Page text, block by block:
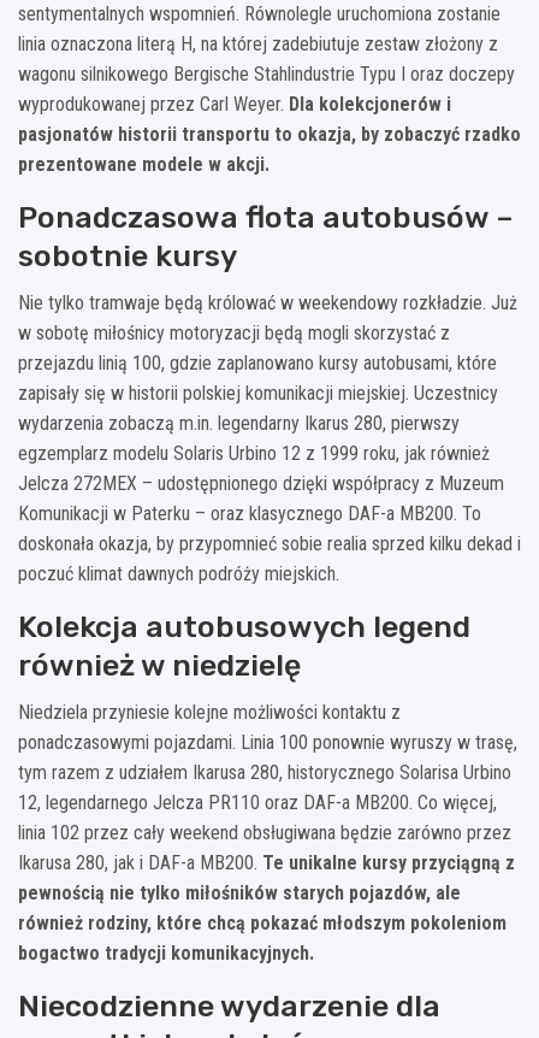
sentymentalnych wspomnień. Równolegle uruchomiona zostanie
linia oznaczona literą H, na której zadebiutuje zestaw złożony z
wagonu silnikowego Bergische Stahlindustrie Typu I oraz doczepy
wyprodukowanej przez Carl Weyer. Dla kolekcjonerów i
pasjonatów historii transportu to okazja, by zobaczyć rzadko
prezentowane modele w akcji.
Ponadczasowa flota autobusów –
sobotnie kursy
Nie tylko tramwaje będą królować w weekendowy rozkładzie. Już
w sobotę miłośnicy motoryzacji będą mogli skorzystać z
przejazdu linią 100, gdzie zaplanowano kursy autobusami, które
zapisały się w historii polskiej komunikacji miejskiej. Uczestnicy
wydarzenia zobaczą m.in. legendarny Ikarus 280, pierwszy
egzemplarz modelu Solaris Urbino 12 z 1999 roku, jak również
Jelcza 272MEX – udostępnionego dzięki współpracy z Muzeum
Komunikacji w Paterku – oraz klasycznego DAF-a MB200. To
doskonała okazja, by przypomnieć sobie realia sprzed kilku dekad i
poczuć klimat dawnych podróży miejskich.
Kolekcja autobusowych legend
również w niedzielę
Niedziela przyniesie kolejne możliwości kontaktu z
ponadczasowymi pojazdami. Linia 100 ponownie wyruszy w trasę,
tym razem z udziałem Ikarusa 280, historycznego Solarisa Urbino
12, legendarnego Jelcza PR110 oraz DAF-a MB200. Co więcej,
linia 102 przez cały weekend obsługiwana będzie zarówno przez
Ikarusa 280, jak i DAF-a MB200. Te unikalne kursy przyciągną z
pewnością nie tylko miłośników starych pojazdów, ale
również rodziny, które chcą pokazać młodszym pokoleniom
bogactwo tradycji komunikacyjnych.
Niecodzienne wydarzenie dla